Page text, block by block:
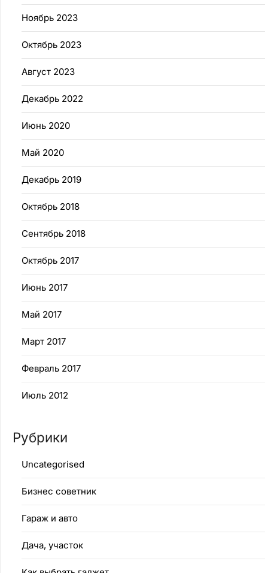
Ноябрь 2023
Октябрь 2023
Август 2023
Декабрь 2022
Июнь 2020
Май 2020
Декабрь 2019
Октябрь 2018
Сентябрь 2018
Октябрь 2017
Июнь 2017
Май 2017
Март 2017
Февраль 2017
Июль 2012
Рубрики
Uncategorised
Бизнес советник
Гараж и авто
Дача, участок